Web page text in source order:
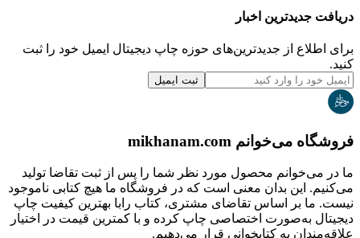
دریافت جدیدترین‌ اخبار
برای اطلاع از جدیدترین‌های حوزه چاپ دیجیتال ایمیل خود را ثبت
کنید.
ثبت ایمیل
فروشگاه می‌خوانم mikhanam.com
ما در می‌خوانم محصول مورد نظر شما را پس از ثبت تقاضا تولید
می‌کنیم. این بدان معنی است که در فروشگاه ما هیچ کتابی ناموجود
نیست. ما بر اساس تقاضای مشتری، کتاب رابا بهترین کیفیت چاپ
دیجیتال به‌صورت اختصاصی چاپ کرده و با کمترین قیمت در اختیار
علاقه‌مندان به کتابخوانی قرار می‌دهیم.